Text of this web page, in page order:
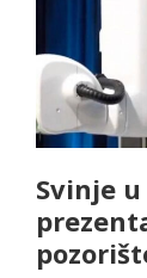
Svinje